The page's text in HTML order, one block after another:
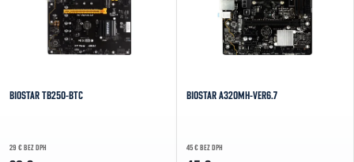
ABECEDNE
BIOSTAR TB250-BTC
29 € BEZ DPH
BIOSTAR A320MH-VER6.7
45 € BEZ DPH